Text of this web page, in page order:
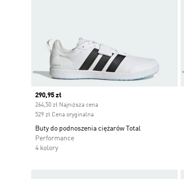
Current price
290,95 zł
264,50 zł Najniższa cena
529 zł Cena oryginalna
Buty do podnoszenia ciężarów Total
Performance
4 kolory